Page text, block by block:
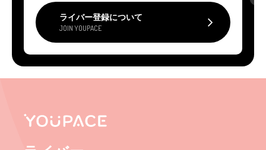
ライバー登録について
JOIN YOUPACE